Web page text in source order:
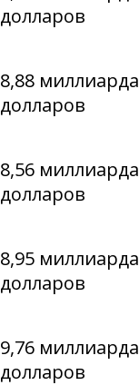
долларов
8,88 миллиарда
долларов
8,56 миллиарда
долларов
8,95 миллиарда
долларов
9,76 миллиарда
долларов